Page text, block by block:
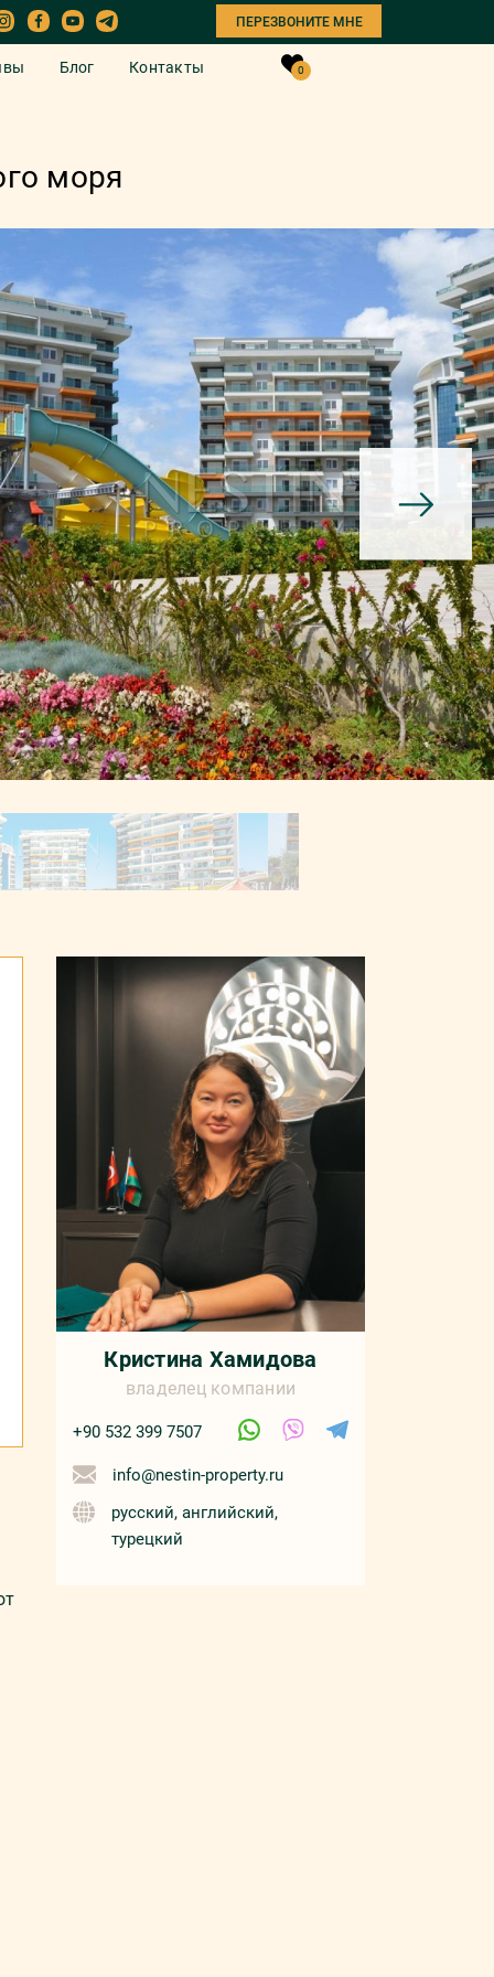
ПЕРЕЗВОНИТЕ МНЕ
Блог Контакты 0
моря
Кристина Хамидова
владелец компании
+90 532 399 7507
info@nestin-property.ru
русский, английский,
турецкий